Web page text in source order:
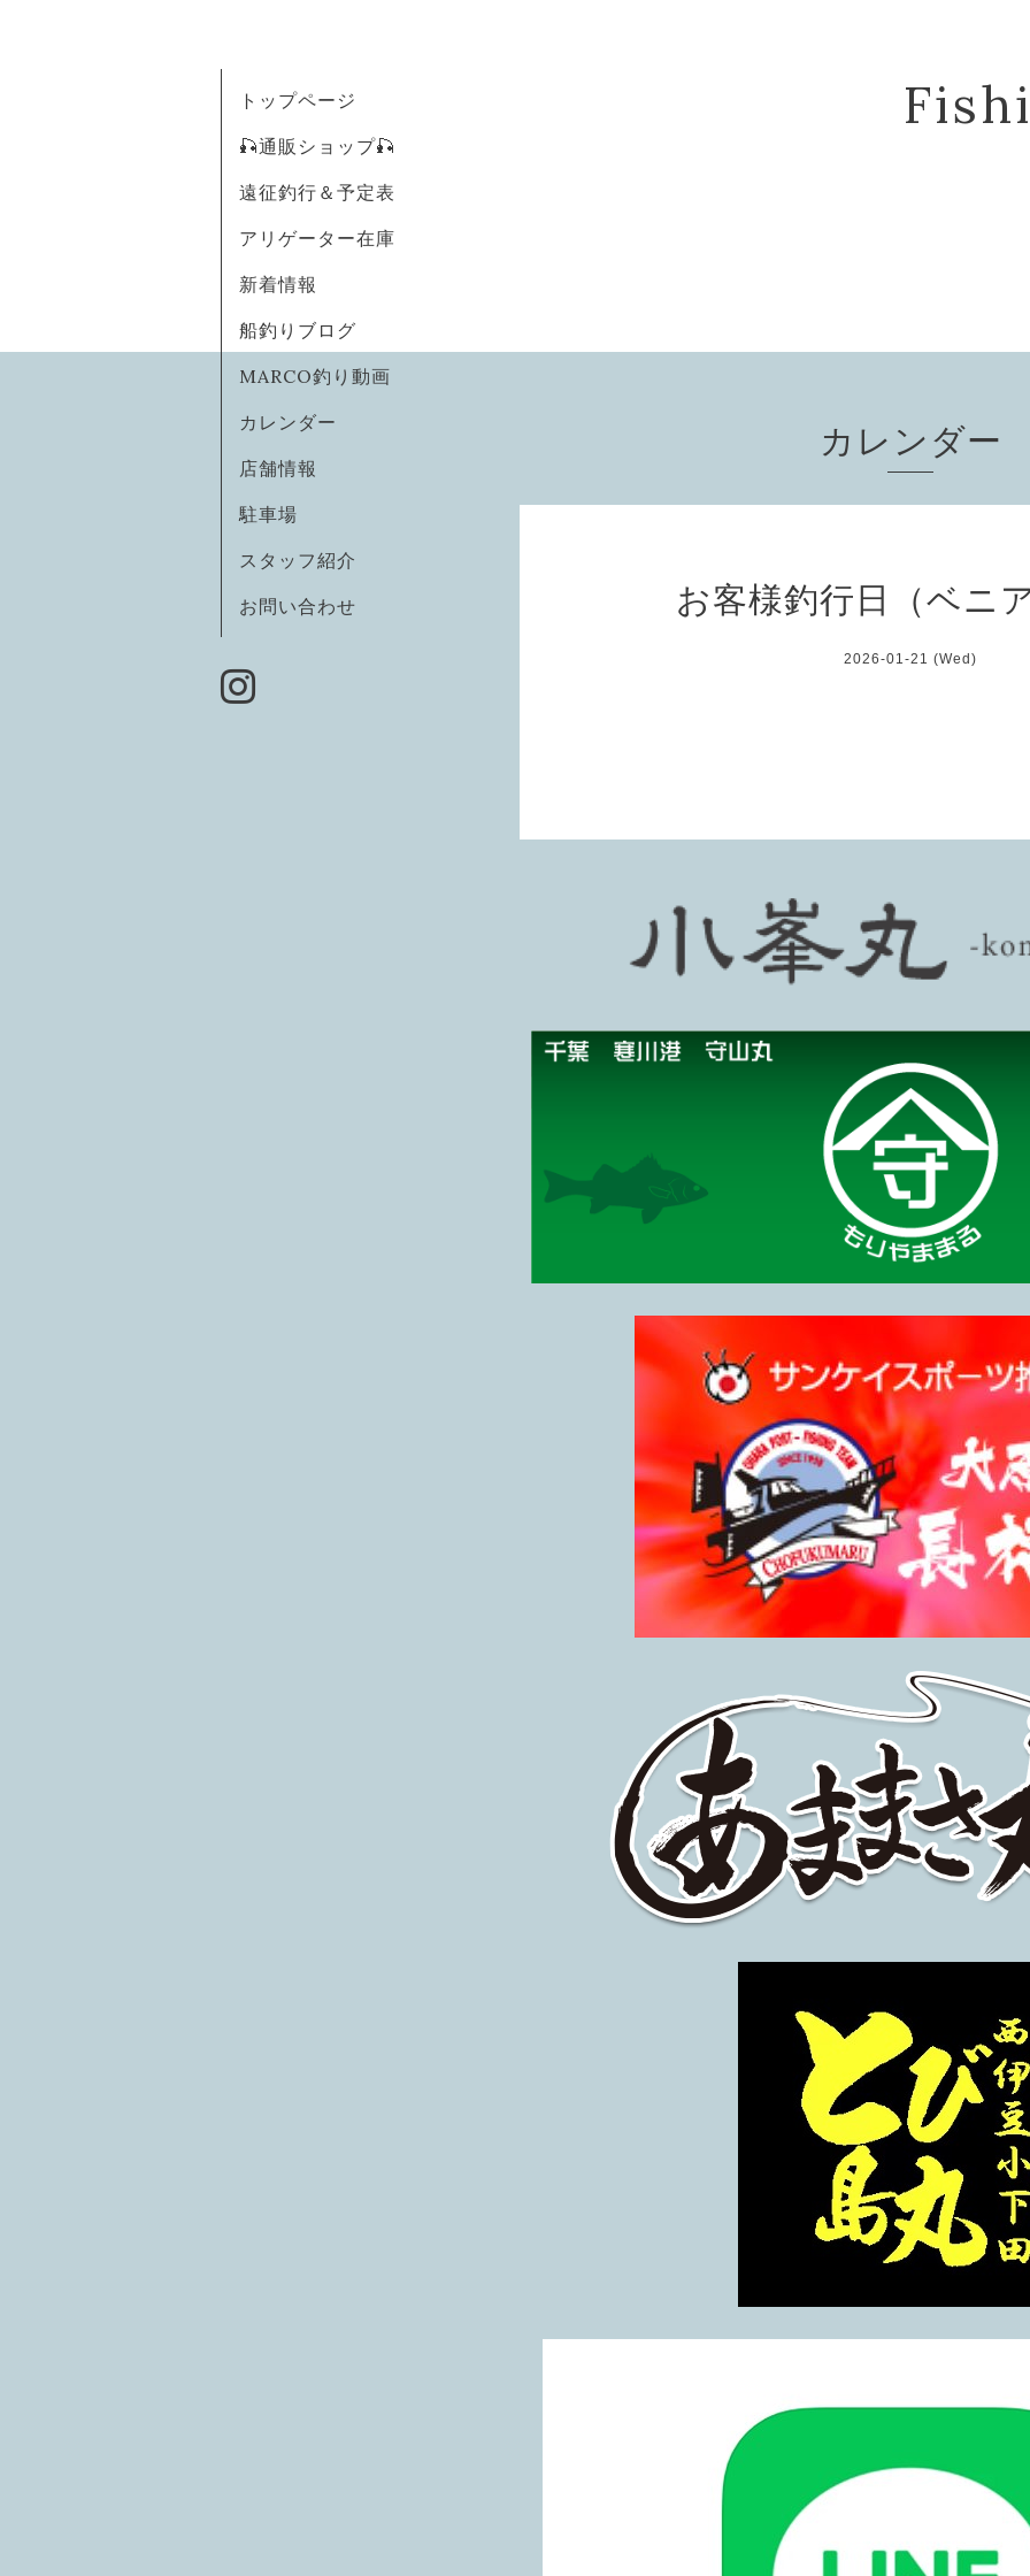
トップページ
🎣通販ショップ🎣
遠征釣行＆予定表
アリゲーター在庫
新着情報
船釣りブログ
MARCO釣り動画
カレンダー
店舗情報
駐車場
スタッフ紹介
お問い合わせ
カレンダー
お客様釣行日（ベニ
2026-01-21 (Wed)